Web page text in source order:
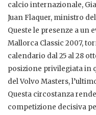
calcio internazionale,
Juan Flaquer, ministro
Queste le presenze a un
Mallorca Classic 2007,
calendario dal 25 al 28
posizione privilegiata in
del Volvo Masters,
Questa circostanza
competizione decisiva